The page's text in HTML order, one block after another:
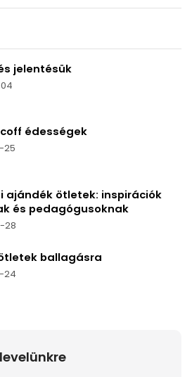
jelentésük
édességek
25
ajándék ötletek: inspirációk
és pedagógusoknak
28
ballagásra
24